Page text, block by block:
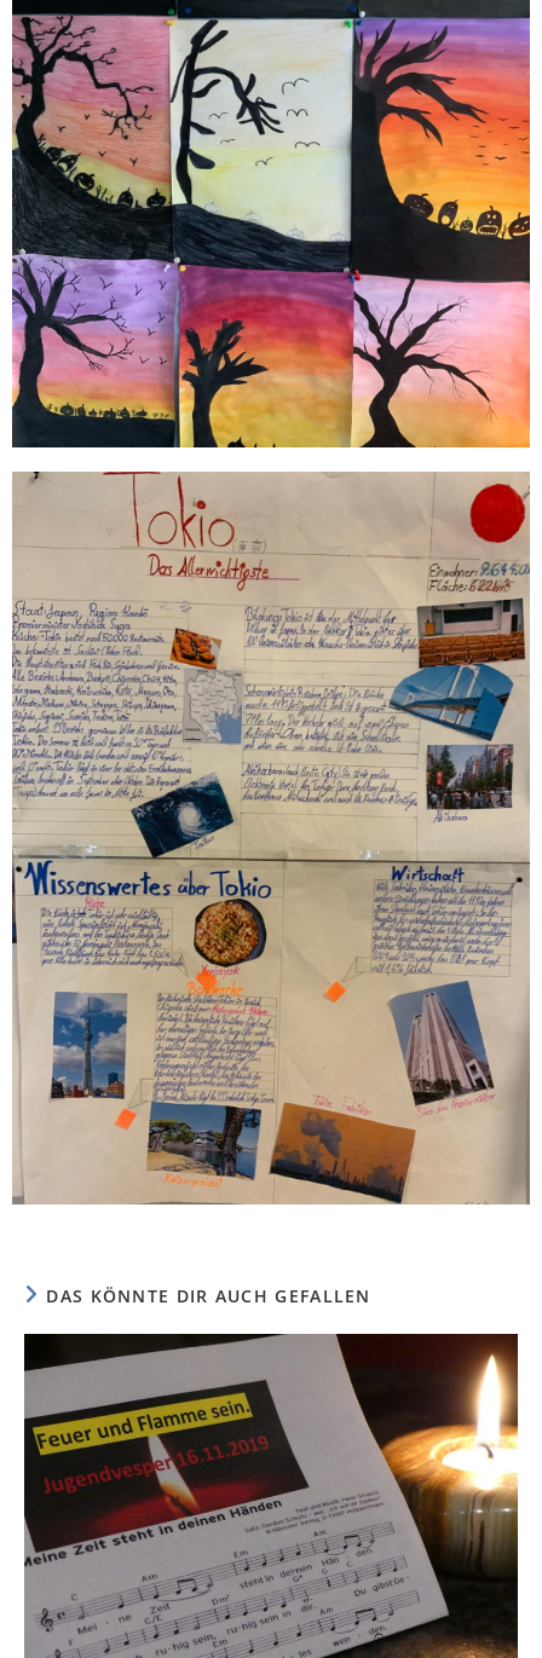
DAS KÖNNTE DIR AUCH GEFALLEN